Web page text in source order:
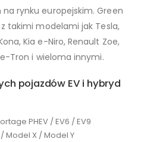
rynku europejskim. Green
z takimi modelami jak Tesla,
Kia e-Niro, Renault Zoe,
Tron i wieloma innymi.
pojazdów EV i hybryd
PHEV / EV6 / EV9
Model X / Model Y